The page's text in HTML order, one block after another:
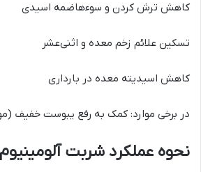
کاهش ترش کردن و سوءهاضمه اسیدی
تسکین علائم زخم معده و اثنی‌عشر
کاهش اسیدیته معده در بارداری
در برخی موارد: کمک به رفع یبوست خفیف
نحوه عملکرد شربت